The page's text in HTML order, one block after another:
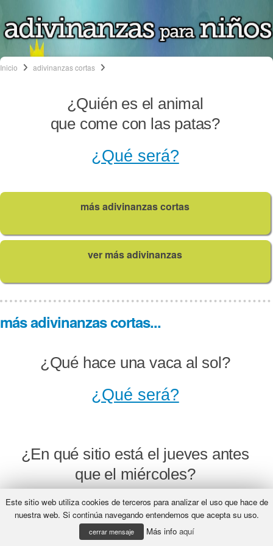
Inicio adivinanzas cortas
¿Quién es el animal
que come con las patas?
¿Qué será?
más adivinanzas cortas
ver más adivinanzas
más adivinanzas cortas...
¿Qué hace una vaca al sol?
¿Qué será?
¿En qué sitio está el jueves antes
que el miércoles?
¿Qué será?
Este sitio web utiliza cookies de terceros para analizar el uso que hace de
nuestra web. Si continúa navegando entendemos que acepta su uso.
cerrar mensaje Más info aquí